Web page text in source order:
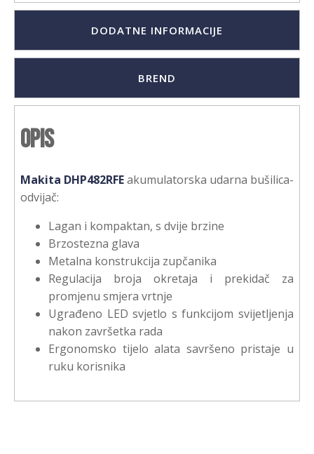
DODATNE INFORMACIJE
BREND
Opis
Makita DHP482RFEakumulatorska udarna bušilica-
odvijač:
Lagan i kompaktan, s dvije brzine
Brzostezna glava
Metalna konstrukcija zupčanika
Regulacija broja okretaja i prekidač za
promjenu smjera vrtnje
Ugrađeno LED svjetlo s funkcijom svijetljenja
nakon završetka rada
Ergonomsko tijelo alata savršeno pristaje u
ruku korisnika